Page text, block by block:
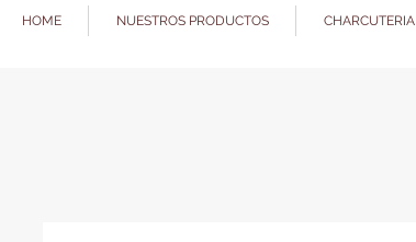
HOME NUESTROS PRODUCTOS CHARCUTERIA